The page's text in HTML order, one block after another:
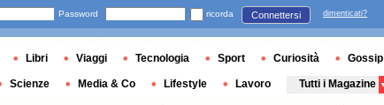
Password ricorda Connettersi dimenticati?
Libri Viaggi Tecnologia Sport Curiosità Gossip
Scienze Media & Co Lifestyle Lavoro Tutti i Magazine